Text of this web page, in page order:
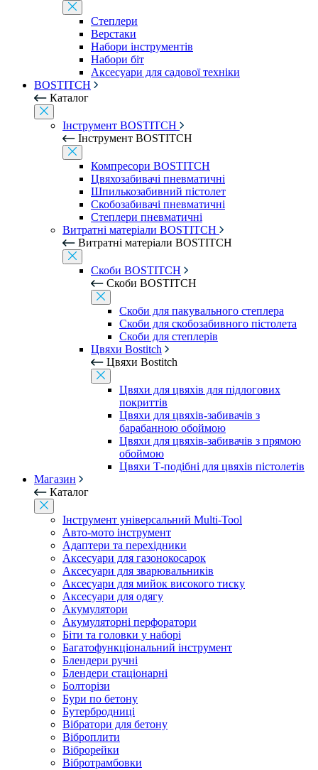
Степлери
Верстаки
Набори інструментів
Набори біт
Аксесуари для садової техніки
BOSTITCH
Каталог
Інструмент BOSTITCH
Інструмент BOSTITCH
Компресори BOSTITCH
Цвяхозабивачі пневматичні
Шпилькозабивний пістолет
Скобозабивачі пневматичні
Степлери пневматичні
Витратні матеріали BOSTITCH
Витратні матеріали BOSTITCH
Скоби BOSTITCH
Скоби BOSTITCH
Скоби для пакувального степлера
Скоби для скобозабивного пістолета
Скоби для степлерів
Цвяхи Bostitch
Цвяхи Bostitch
Цвяхи для цвяхів для підлогових
покриттів
Цвяхи для цвяхів-забивачів з
барабанною обоймою
Цвяхи для цвяхів-забивачів з прямою
обоймою
Цвяхи Т-подібні для цвяхів пістолетів
Магазин
Каталог
Інструмент універсальний Multi-Tool
Авто-мото інструмент
Адаптери та перехідники
Аксесуари для газонокосарок
Аксесуари для зварювальників
Аксесуари для мийок високого тиску
Аксесуари для одягу
Акумулятори
Акумуляторні перфоратори
Біти та головки у наборі
Багатофункціональний інструмент
Блендери ручні
Блендери стаціонарні
Болторізи
Бури по бетону
Бутербродниці
Вібратори для бетону
Віброплити
Віброрейки
Вібротрамбовки